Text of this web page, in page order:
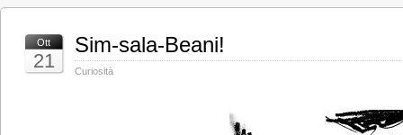
Ott
21
Sim-sala-Beani!
Curiosità